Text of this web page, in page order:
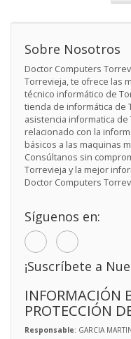
Sobre Nosotros
Doctor Computers
Torrevieja, te ofrece las
técnico informático de
tienda de informática de
asistencia informatica
relacionado con la
básicos a las maquinas
Consúltanos sin
Torrevieja y la mejor
Doctor Computers
Síguenos en:
¡Suscríbete a
INFORMACIÓN
PROTECCIÓN
Responsable: GARCIA